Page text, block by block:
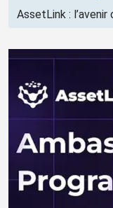
AssetLink : l’avenir